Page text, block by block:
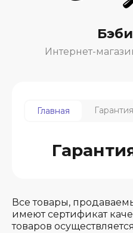
Интернет-
Главная
Все товары,
имеют сертификат
товаров